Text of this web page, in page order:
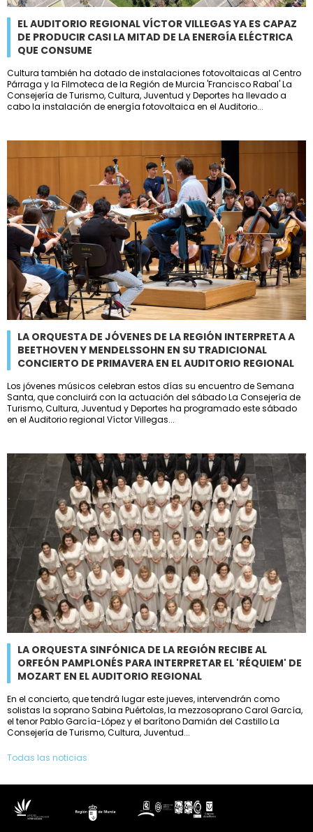
EL AUDITORIO REGIONAL VÍCTOR VILLEGAS YA ES CAPAZ
DE PRODUCIR CASI LA MITAD DE LA ENERGÍA ELÉCTRICA
QUE CONSUME
Cultura también ha dotado de instalaciones fotovoltaicas al Centro
Párraga y la Filmoteca de la Región de Murcia 'Francisco Rabal' La
Consejería de Turismo, Cultura, Juventud y Deportes ha llevado a
cabo la instalación de energía fotovoltaica en el Auditorio...
LA ORQUESTA DE JÓVENES DE LA REGIÓN INTERPRETA A
BEETHOVEN Y MENDELSSOHN EN SU TRADICIONAL
CONCIERTO DE PRIMAVERA EN EL AUDITORIO REGIONAL
Los jóvenes músicos celebran estos días su encuentro de Semana
Santa, que concluirá con la actuación del sábado La Consejería de
Turismo, Cultura, Juventud y Deportes ha programado este sábado
en el Auditorio regional Víctor Villegas...
LA ORQUESTA SINFÓNICA DE LA REGIÓN RECIBE AL
ORFEÓN PAMPLONÉS PARA INTERPRETAR EL 'RÉQUIEM' DE
MOZART EN EL AUDITORIO REGIONAL
En el concierto, que tendrá lugar este jueves, intervendrán como
solistas la soprano Sabina Puértolas, la mezzosoprano Carol García,
el tenor Pablo García-López y el barítono Damián del Castillo La
Consejería de Turismo, Cultura, Juventud...
Todas las noticias